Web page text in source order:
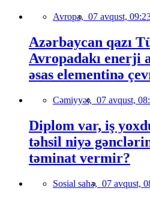
Avropa, 07 avqust,
Azərbaycan qazı
Avropadakı enerji
əsas elementinə
Cəmiyyət, 07 avqust,
Diplom var, iş
təhsil niyə
təminat vermir?
Sosial sahə, 07 avqust,